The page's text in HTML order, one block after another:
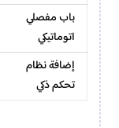
باب مفصلي
اتوماتيكي
إضافة نظام
تحكم ذكي